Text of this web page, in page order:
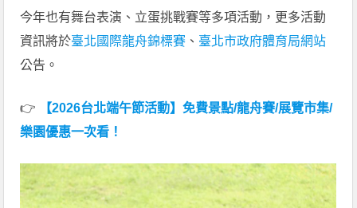
今年也有舞台表演、立蛋挑戰賽等多項活動，更多活動
資訊將於臺北國際龍舟錦標賽 、 臺北市政府體育局網站
公告。
👉
【2026台北端午節活動】免費景點/龍舟賽/展覽市集/
樂園優惠一次看！